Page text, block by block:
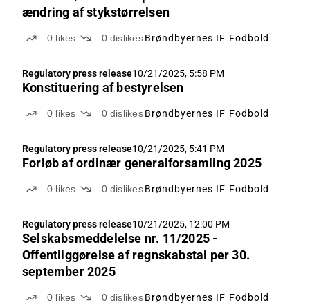
ændring af stykstørrelsen
0 likes 0 dislikes Brøndbyernes IF Fodbold
Regulatory press release10/21/2025, 5:58 PM
Konstituering af bestyrelsen
0 likes 0 dislikes Brøndbyernes IF Fodbold
Regulatory press release10/21/2025, 5:41 PM
Forløb af ordinær generalforsamling 2025
0 likes 0 dislikes Brøndbyernes IF Fodbold
Regulatory press release10/21/2025, 12:00 PM
Selskabsmeddelelse nr. 11/2025 -
Offentliggørelse af regnskabstal per 30.
september 2025
0 likes 0 dislikes Brøndbyernes IF Fodbold